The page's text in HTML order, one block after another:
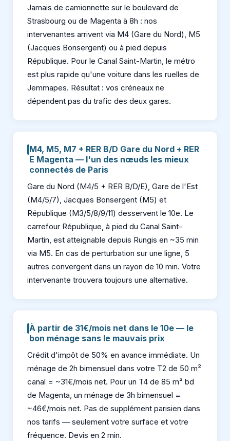
Jamais de camionnette sur le boulevard de
Strasbourg ou de Magenta à 8h : nos
intervenantes arrivent via M4 (Gare du Nord), M5
(Jacques Bonsergent) ou à pied depuis
République. Pour le Canal Saint-Martin, le métro
est plus rapide qu'une voiture dans les ruelles de
Jemmapes. Résultat : vos créneaux ne
dépendent pas du trafic des deux gares.
M4, M5, M7 + RER B/D Gare du Nord + RER
E Magenta — l'un des nœuds les mieux
connectés de Paris
Gare du Nord (M4/5 + RER B/D/E), Gare de l'Est
(M4/5/7), Jacques Bonsergent (M5) et
République (M3/5/8/9/11) desservent le 10e. Le
carrefour République, à pied du Canal Saint-
Martin, est atteignable depuis Rungis en ~35 min
via M5. En cas de perturbation sur une ligne, 5
autres convergent dans un rayon de 10 min. Votre
intervenante trouvera toujours une alternative.
À partir de 31€/mois net dans le 10e — le
bon ménage sans le mauvais prix
Crédit d'impôt de 50% en avance immédiate. Un
ménage de 2h bimensuel dans votre T2 de 50 m²
canal = ~31€/mois net. Pour un T4 de 85 m² bd
de Magenta, un ménage de 3h bimensuel =
~46€/mois net. Pas de supplément parisien dans
nos tarifs — seulement votre surface et votre
fréquence. Devis en 2 min.